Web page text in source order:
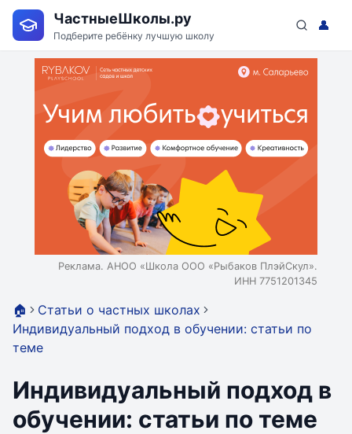
ЧастныеШколы.ру
Подберите ребёнку лучшую школу
👤
Реклама. АНОО «Школа ООО «Рыбаков ПлэйСкул».
ИНН 7751201345
🏠
Статьи о частных школах
Индивидуальный подход в обучении: статьи по
теме
Индивидуальный подход в
обучении: статьи по теме